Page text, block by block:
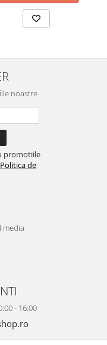
noastre
promotiile
Politica de
media
- 16:00